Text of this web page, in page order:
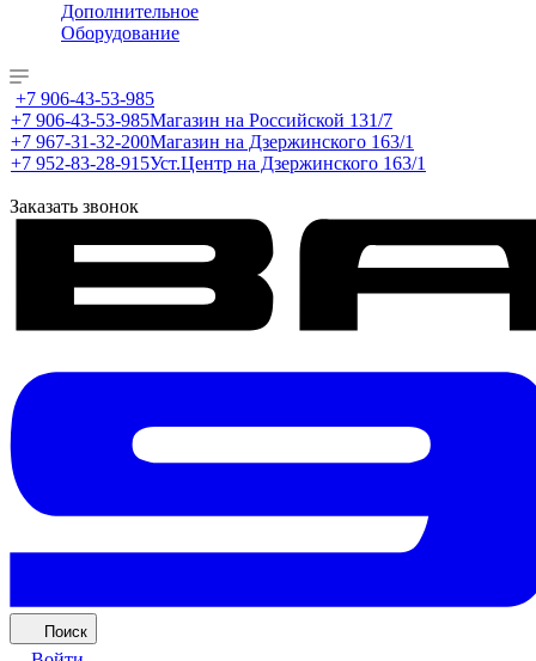
Дополнительное
Оборудование
+7 906-43-53-985
+7 906-43-53-985Магазин на Российской 131/7
+7 967-31-32-200Магазин на Дзержинского 163/1
+7 952-83-28-915Уст.Центр на Дзержинского 163/1
Заказать звонок
Поиск